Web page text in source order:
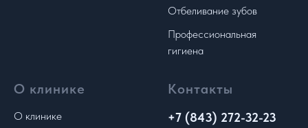
Отбеливание зубов
Профессиональная
гигиена
О клинике
О клинике
Контакты
+7 (843) 272-32-23